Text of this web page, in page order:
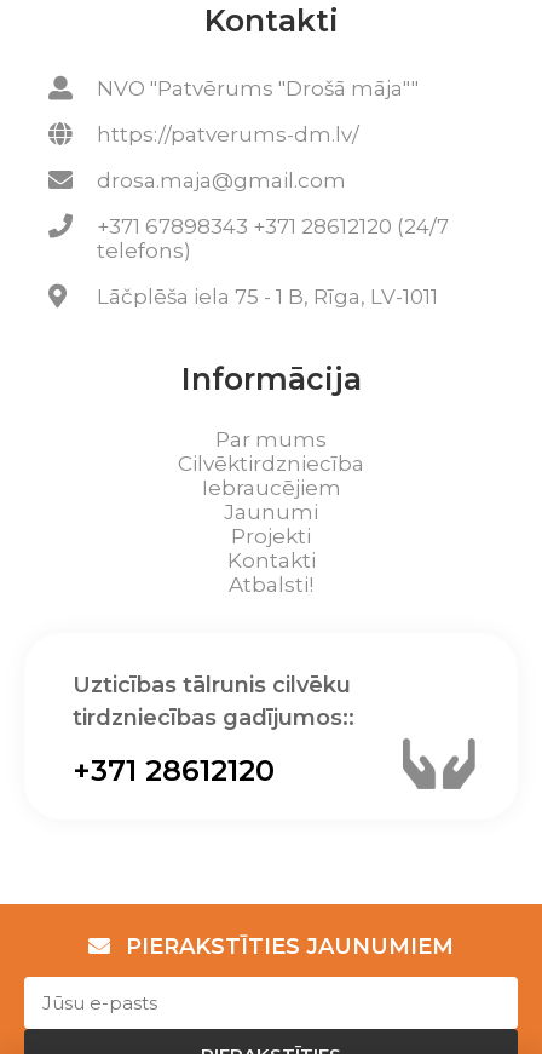
Kontakti
NVO "Patvērums "Drošā māja""
https://patverums-dm.lv/
drosa.maja@gmail.com
+371 67898343 +371 28612120 (24/7
telefons)
Lāčplēša iela 75 - 1 B, Rīga, LV-1011
Informācija
Par mums
Cilvēktirdzniecība
Iebraucējiem
Jaunumi
Projekti
Kontakti
Atbalsti!
Uzticības tālrunis cilvēku
tirdzniecības gadījumos::
+371 28612120
PIERAKSTĪTIES JAUNUMIEM
PIERAKSTĪTIES